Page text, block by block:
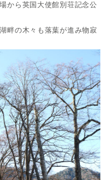
から英国大使館別荘記念公
畔の木々も落葉が進み物寂